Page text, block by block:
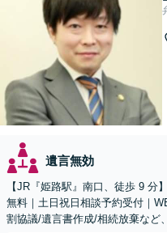
遺言無効
【JR『姫路駅』南口、徒歩 9 分
無料｜土日祝日相談予約受付｜
割協議/遺言書作成/相続放棄など